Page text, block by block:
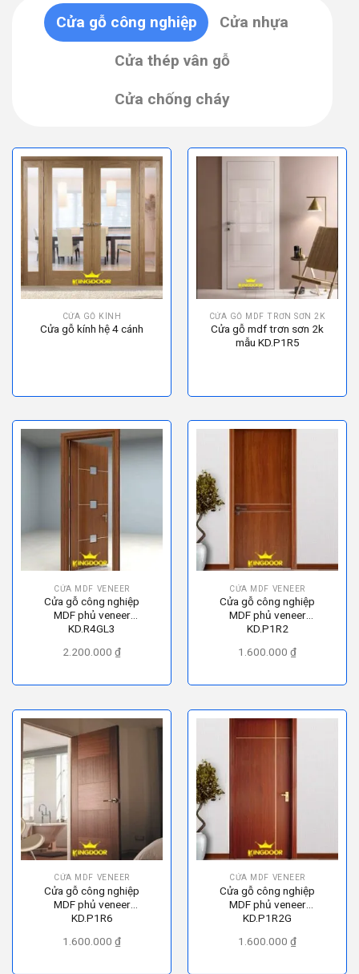
Cửa gỗ công nghiệp Cửa nhựa
Cửa thép vân gỗ
Cửa chống cháy
CỬA GỖ KÍNH
Cửa gỗ kính hệ 4 cánh
CỬA GỖ MDF TRƠN SƠN 2K
Cửa gỗ mdf trơn sơn 2k
mẫu KD.P1R5
CỬA MDF VENEER
Cửa gỗ công nghiệp
MDF phủ veneer
KD.R4GL3
2.200.000 ₫
CỬA MDF VENEER
Cửa gỗ công nghiệp
MDF phủ veneer
KD.P1R2
1.600.000 ₫
CỬA MDF VENEER
Cửa gỗ công nghiệp
MDF phủ veneer
KD.P1R6
1.600.000 ₫
CỬA MDF VENEER
Cửa gỗ công nghiệp
MDF phủ veneer
KD.P1R2G
1.600.000 ₫